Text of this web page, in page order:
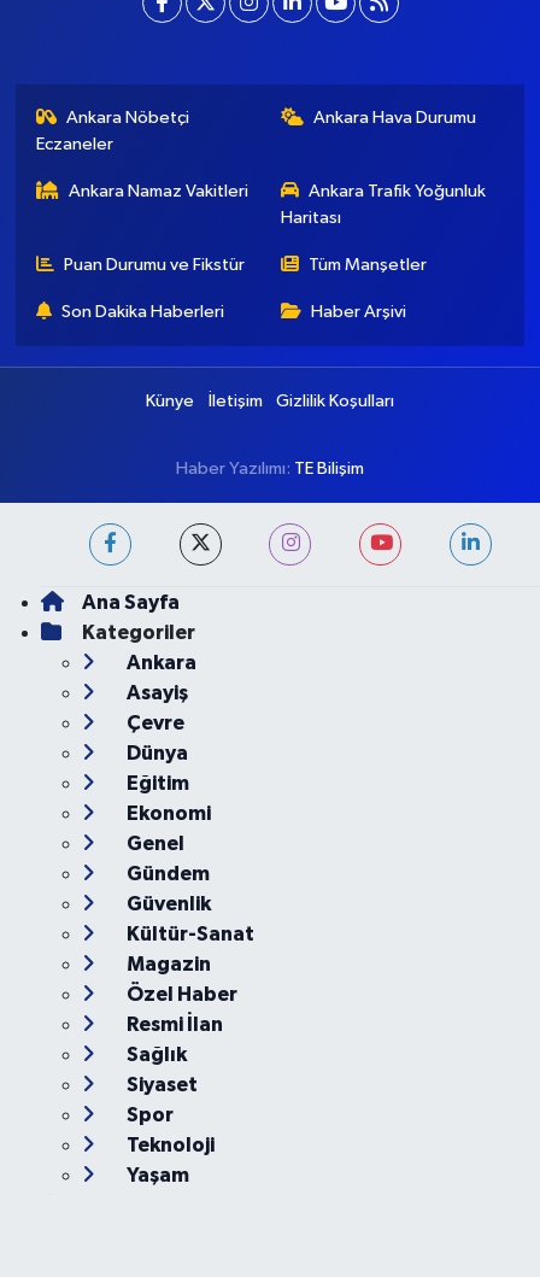
Ankara Nöbetçi
Eczaneler
Ankara Hava Durumu
Ankara Namaz Vakitleri
Ankara Trafik Yoğunluk
Haritası
Puan Durumu ve Fikstür Tüm Manşetler
Son Dakika Haberleri Haber Arşivi
Künye İletişim Gizlilik Koşulları
Haber Yazılımı: TE Bilişim
Ana Sayfa
Kategoriler
Ankara
Asayiş
Çevre
Dünya
Eğitim
Ekonomi
Genel
Gündem
Güvenlik
Kültür-Sanat
Magazin
Özel Haber
Resmi İlan
Sağlık
Siyaset
Spor
Teknoloji
Yaşam